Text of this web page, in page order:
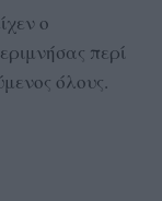
ο
περί
όλους.